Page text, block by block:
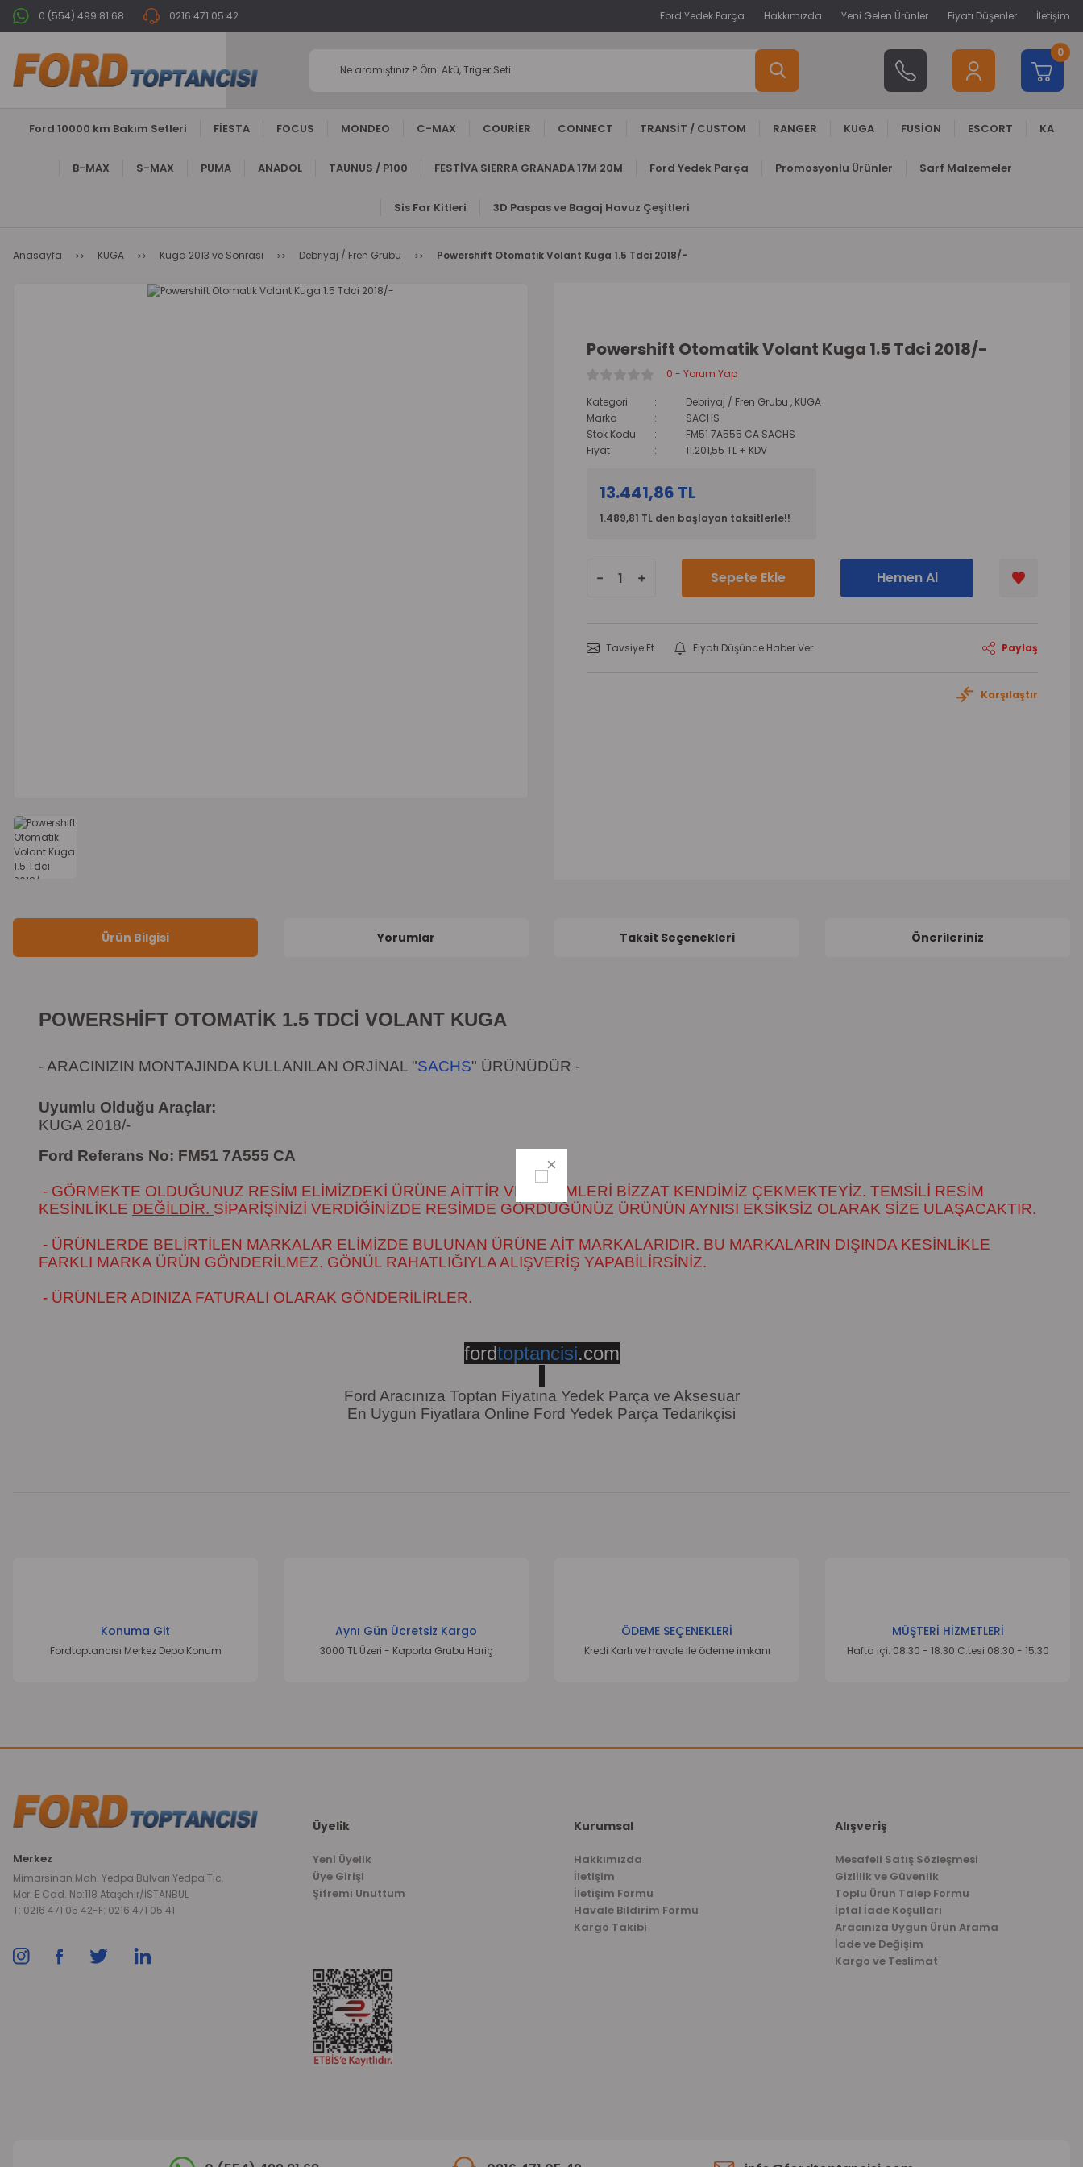
0 (554) 499 81 68 0216 471 05 42 Ford Yedek Parça Hakkımızda Yeni Gelen Ürünler Fiyatı Düşenler İletişim
0
Ford 10000 km Bakım Setleri FİESTA FOCUS MONDEO C-MAX COURİER CONNECT TRANSİT / CUSTOM RANGER KUGA FUSİON ESCORT KA
B-MAX S-MAX PUMA ANADOL TAUNUS / P100 FESTİVA SIERRA GRANADA 17M 20M Ford Yedek Parça Promosyonlu Ürünler Sarf Malzemeler
Sis Far Kitleri 3D Paspas ve Bagaj Havuz Çeşitleri
Anasayfa KUGA Kuga 2013 ve Sonrası Debriyaj / Fren Grubu Powershift Otomatik Volant Kuga 1.5 Tdci 2018/-
Powershift Otomatik Volant Kuga 1.5 Tdci 2018/-
0 - Yorum Yap
Kategori Debriyaj / Fren Grubu , KUGA
Marka
SACHS
Stok Kodu
FM51 7A555 CA SACHS
Fiyat
11.201,55 TL + KDV
13.441,86 TL
1.489,81 TL den başlayan taksitlerle!!
Sepete Ekle Hemen Al
Tavsiye Et Fiyatı Düşünce Haber Ver Paylaş
Karşılaştır
Ürün Bilgisi Yorumlar Taksit Seçenekleri Önerileriniz
POWERSHİFT OTOMATİK 1.5 TDCİ VOLANT KUGA
- ARACINIZIN MONTAJINDA KULLANILAN ORJİNAL "SACHS" ÜRÜNÜDÜR -
Uyumlu Olduğu Araçlar:
KUGA 2018/-
Ford Referans No: FM51 7A555 CA
- GÖRMEKTE OLDUĞUNUZ RESİM ELİMİZDEKİ ÜRÜNE AİTTİR VE RESİMLERİ BİZZAT KENDİMİZ ÇEKMEKTEYİZ. TEMSİLİ RESİM
KESİNLİKLE DEĞİLDİR. SİPARİŞİNİZİ VERDİĞİNİZDE RESİMDE GÖRDÜĞÜNÜZ ÜRÜNÜN AYNISI EKSİKSİZ OLARAK SİZE ULAŞACAKTIR.
- ÜRÜNLERDE BELİRTİLEN MARKALAR ELİMİZDE BULUNAN ÜRÜNE AİT MARKALARIDIR. BU MARKALARIN DIŞINDA KESİNLİKLE
FARKLI MARKA ÜRÜN GÖNDERİLMEZ. GÖNÜL RAHATLIĞIYLA ALIŞVERİŞ YAPABİLİRSİNİZ.
- ÜRÜNLER ADINIZA FATURALI OLARAK GÖNDERİLİRLER.
fordtoptancisi.com
Ford Aracınıza Toptan Fiyatına Yedek Parça ve Aksesuar
En Uygun Fiyatlara Online Ford Yedek Parça Tedarikçisi
Ürün açıklamasında eksik bilgiler bulunuyor.
Konuma Git
Fordtoptancısı Merkez Depo Konum
Aynı Gün Ücretsiz Kargo
3000 TL Üzeri - Kaporta Grubu Hariç
ÖDEME SEÇENEKLERİ
Kredi Kartı ve havale ile ödeme imkanı
MÜŞTERİ HİZMETLERİ
Hafta içi: 08:30 - 18:30 C.tesi 08:30 - 15:30
Merkez
Mimarsinan Mah. Yedpa Bulvarı Yedpa Tic.
Mer. E Cad. No:118 Ataşehir/İSTANBUL
T: 0216 471 05 42-F: 0216 471 05 41
Üyelik
Yeni Üyelik
Üye Girişi
Şifremi Unuttum
Kurumsal
Hakkımızda
İletişim
İletişim Formu
Havale Bildirim Formu
Kargo Takibi
Alışveriş
Mesafeli Satış Sözleşmesi
Gizlilik ve Güvenlik
Toplu Ürün Talep Formu
İptal İade Koşullari
Aracınıza Uygun Ürün Arama
İade ve Değişim
Kargo ve Teslimat